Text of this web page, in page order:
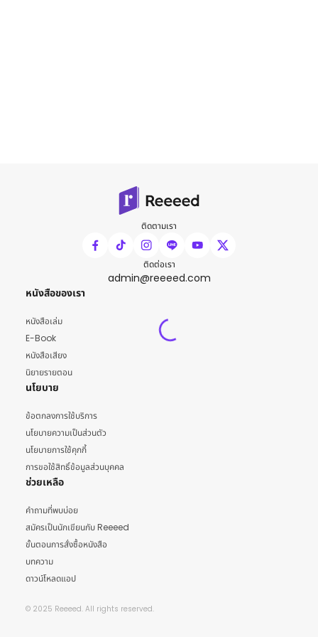
ติดตามเรา
ติดต่อเรา
admin@reeeed.com
หนังสือของเรา
หนังสือเล่ม
E-Book
หนังสือเสียง
นิยายรายตอน
นโยบาย
ข้อตกลงการใช้บริการ
นโยบายความเป็นส่วนตัว
นโยบายการใช้คุกกี้
การขอใช้สิทธิ์ข้อมูลส่วนบุคคล
ช่วยเหลือ
คำถามที่พบบ่อย
สมัครเป็นนักเขียนกับ Reeeed
ขั้นตอนการสั่งซื้อหนังสือ
บทความ
ดาวน์โหลดแอป
© 2025 Reeeed. All rights reserved.